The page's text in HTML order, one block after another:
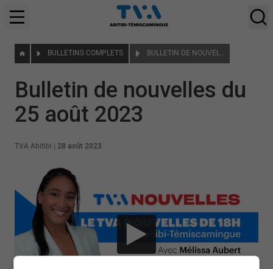
BULLETINS COMPLETS BULLETIN DE NOUVELLES DU 25 AOÛT 2023
Bulletin de nouvelles du
25 août 2023
TVA Abitibi 28 août 2023